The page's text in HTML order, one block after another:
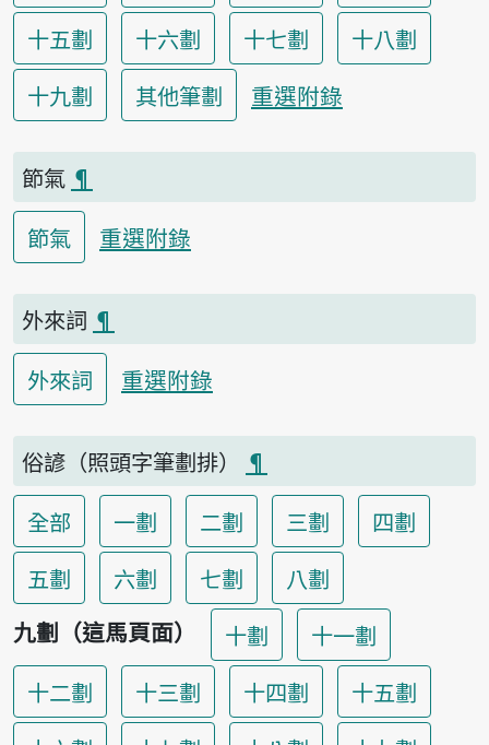
十五劃
十六劃 十七劃
十八劃
十九劃
其他筆劃 重選附錄
節氣 ¶
節氣
重選附錄
外來詞 ¶
外來詞
重選附錄
俗諺（照頭字筆劃排）
¶
全部
一劃 二劃 三劃
四劃
五劃
六劃 七劃
八劃
九劃（這馬頁面）
十劃
十一劃
十二劃
十三劃 十四劃
十五劃